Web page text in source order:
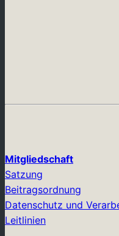
Mitgliedschaft
Satzung
Beitragsordnung
Datenschutz und
Leitlinien